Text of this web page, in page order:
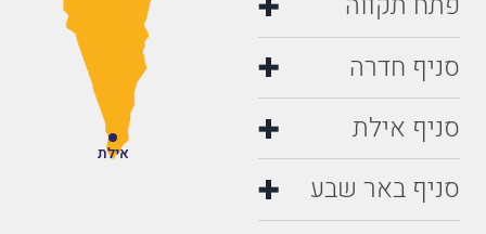
סניף חדרה
סניף אילת
סניף באר שבע
אילת